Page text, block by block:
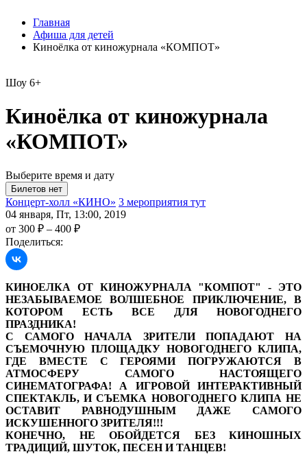
Главная
Афиша для детей
Киноёлка от киножурнала «КОМПОТ»
Шоу 6+
Киноёлка от киножурнала
«КОМПОТ»
Выберите время и дату
Концерт-холл «КИНО» 3 мероприятия тут
04 января, Пт, 13:00, 2019
от 300 ₽ – 400 ₽
Поделиться:
КИНОЕЛКА ОТ КИНОЖУРНАЛА "КОМПОТ" - ЭТО
НЕЗАБЫВАЕМОЕ ВОЛШЕБНОЕ ПРИКЛЮЧЕНИЕ, В
КОТОРОМ ЕСТЬ ВСЕ ДЛЯ НОВОГОДНЕГО
ПРАЗДНИКА!
С САМОГО НАЧАЛА ЗРИТЕЛИ ПОПАДАЮТ НА
СЪЕМОЧНУЮ ПЛОЩАДКУ НОВОГОДНЕГО КЛИПА,
ГДЕ ВМЕСТЕ С ГЕРОЯМИ ПОГРУЖАЮТСЯ В
АТМОСФЕРУ САМОГО НАСТОЯЩЕГО
СИНЕМАТОГРАФА! А ИГРОВОЙ ИНТЕРАКТИВНЫЙ
СПЕКТАКЛЬ, И СЪЕМКА НОВОГОДНЕГО КЛИПА НЕ
ОСТАВИТ РАВНОДУШНЫМ ДАЖЕ САМОГО
ИСКУШЕННОГО ЗРИТЕЛЯ!!!
КОНЕЧНО, НЕ ОБОЙДЕТСЯ БЕЗ КИНОШНЫХ
ТРАДИЦИЙ, ШУТОК, ПЕСЕН И ТАНЦЕВ!